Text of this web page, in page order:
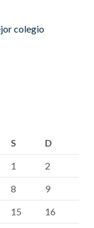
colegio
S
D
1
2
8
9
15
16